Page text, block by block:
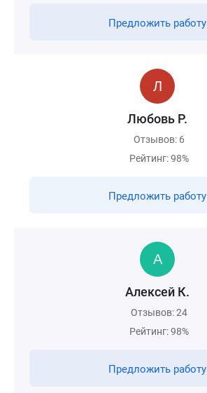
Предложить работу
Любовь Р.
Отзывов: 6
Рейтинг: 98%
Предложить работу
Алексей К.
Отзывов: 24
Рейтинг: 98%
Предложить работу